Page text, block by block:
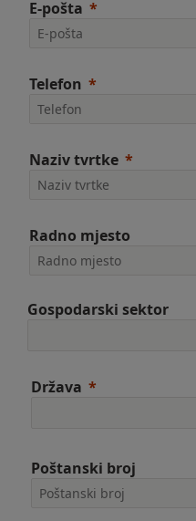
E-pošta
Telefon
Naziv tvrtke
Radno mjesto
Gospodarski sektor
Država
Poštanski broj